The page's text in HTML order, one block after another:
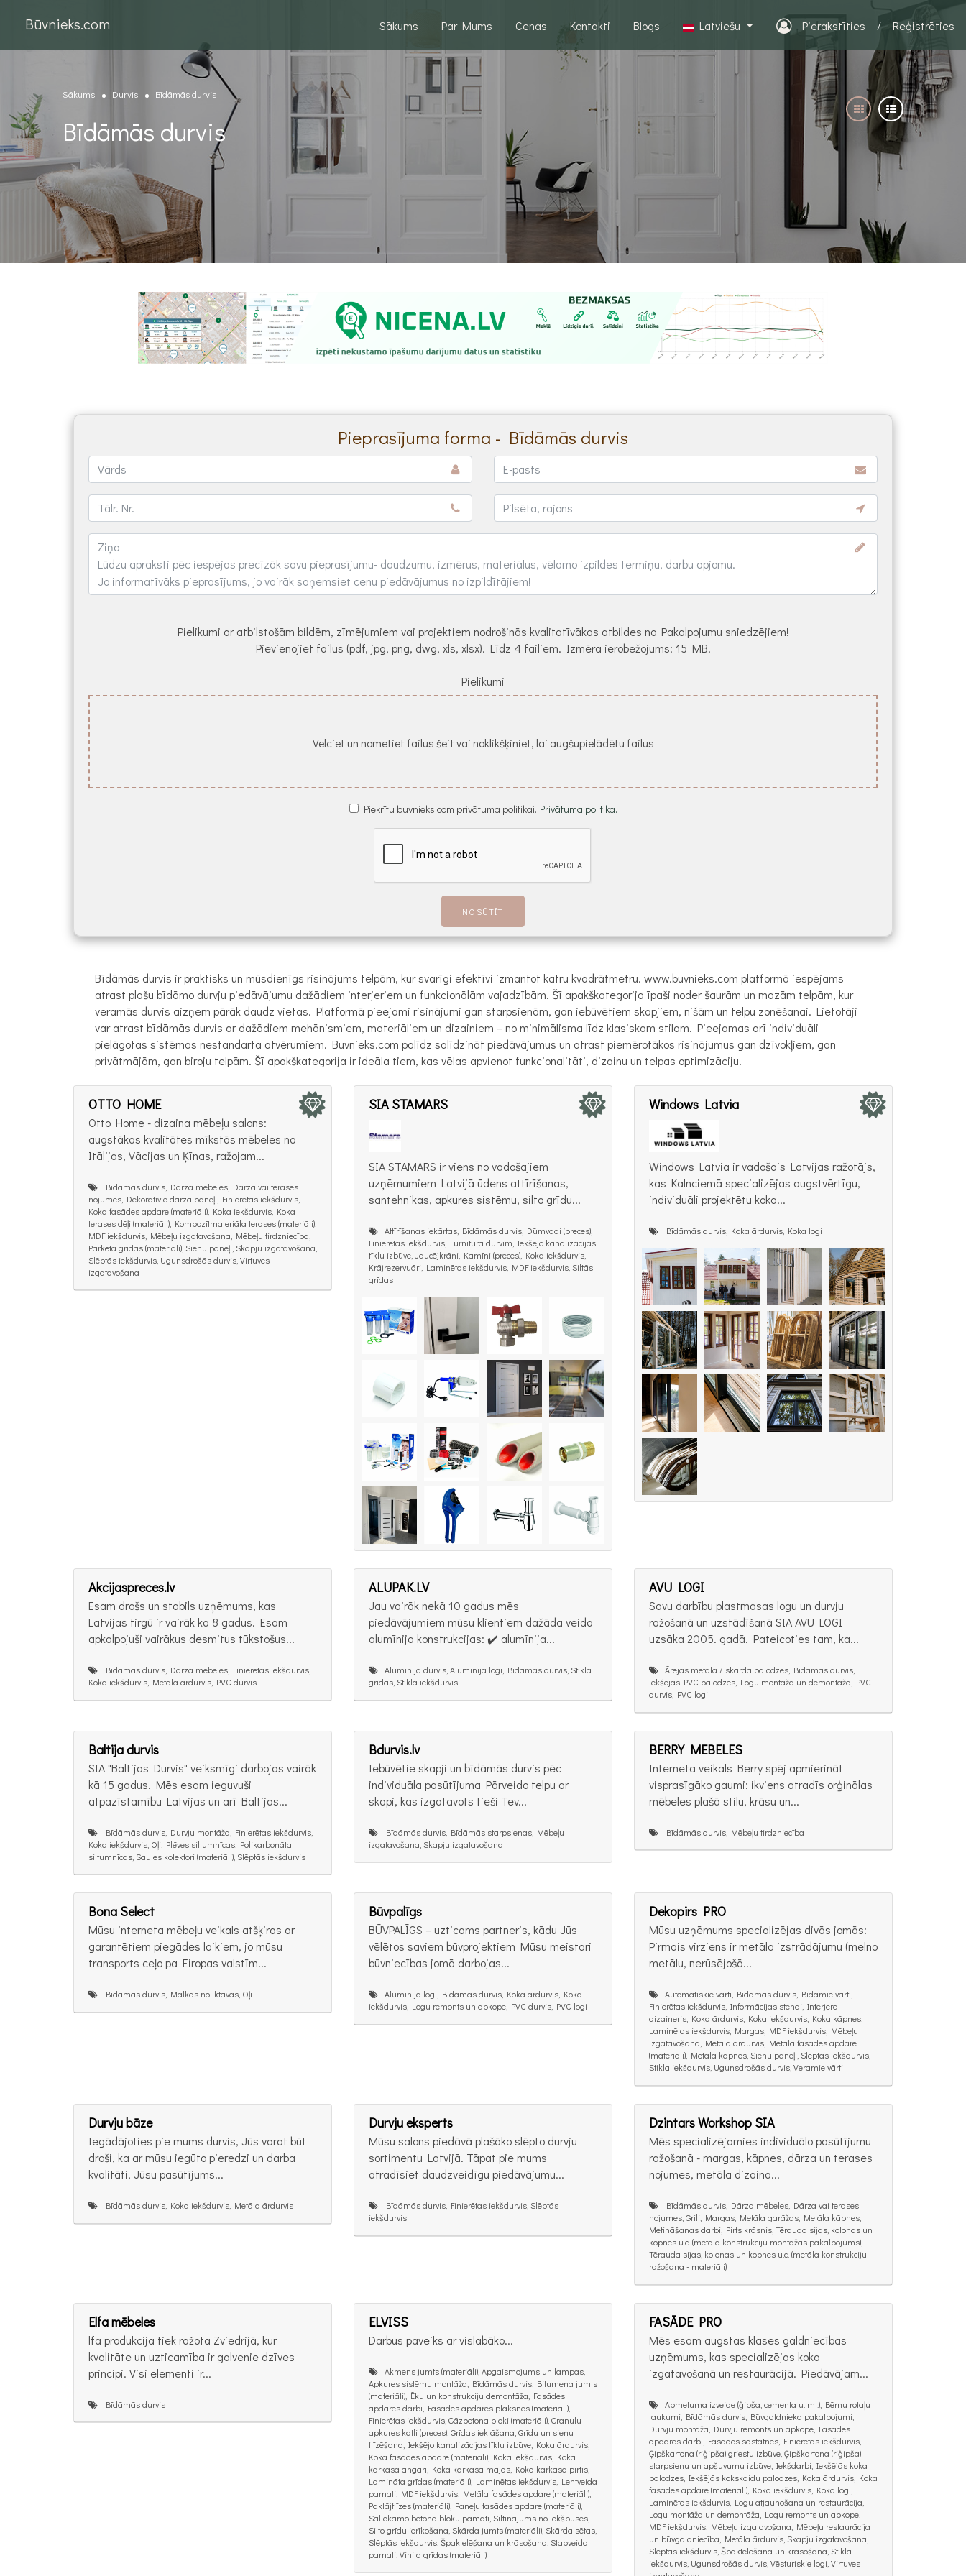
Būvnieks.com Sākums Par Mums Cenas Kontakti Blogs Latviešu Pierakstīties / Reģistrēties
Sākums Durvis Bīdāmās durvis
Bīdāmās durvis
Pieprasījuma forma - Bīdāmās durvis
Pielikumi ar atbilstošām bildēm, zīmējumiem vai projektiem nodrošinās kvalitatīvākas atbildes no Pakalpojumu sniedzējiem!
Pievienojiet failus (pdf, jpg, png, dwg, xls, xlsx). Līdz 4 failiem. Izmēra ierobežojums: 15 MB.
Pielikumi
Velciet un nometiet failus šeit vai noklikšķiniet, lai augšupielādētu failus
Piekrītu buvnieks.com privātuma politikai. Privātuma politika.
Bīdāmās durvis ir praktisks un mūsdienīgs risinājums telpām, kur svarīgi efektīvi izmantot katru kvadrātmetru. www.buvnieks.com platformā iespējams
atrast plašu bīdāmo durvju piedāvājumu dažādiem interjeriem un funkcionālām vajadzībām. Šī apakškategorija īpaši noder šaurām un mazām telpām, kur
veramās durvis aizņem pārāk daudz vietas. Platformā pieejami risinājumi gan starpsienām, gan iebūvētiem skapjiem, nišām un telpu zonēšanai. Lietotāji
var atrast bīdāmās durvis ar dažādiem mehānismiem, materiāliem un dizainiem – no minimālisma līdz klasiskam stilam. Pieejamas arī individuāli
pielāgotas sistēmas nestandarta atvērumiem. Buvnieks.com palīdz salīdzināt piedāvājumus un atrast piemērotākos risinājumus gan dzīvokļiem, gan
privātmājām, gan biroju telpām. Šī apakškategorija ir ideāla tiem, kas vēlas apvienot funkcionalitāti, dizainu un telpas optimizāciju.
OTTO HOME
Otto Home - dizaina mēbeļu salons:
augstākas kvalitātes mīkstās mēbeles no
Itālijas, Vācijas un Ķīnas, ražojam...
Bīdāmās durvis, Dārza mēbeles, Dārza vai terases
nojumes, Dekoratīvie dārza paneļi, Finierētas iekšdurvis,
Koka fasādes apdare (materiāli), Koka iekšdurvis, Koka
terases dēļi (materiāli), Kompozītmateriāla terases (materiāli),
MDF iekšdurvis, Mēbeļu izgatavošana, Mēbeļu tirdzniecība,
Parketa grīdas (materiāli), Sienu paneļi, Skapju izgatavošana,
Slēptās iekšdurvis, Ugunsdrošās durvis, Virtuves
izgatavošana
SIA STAMARS
SIA STAMARS ir viens no vadošajiem
uzņēmumiem Latvijā ūdens attīrīšanas,
santehnikas, apkures sistēmu, silto grīdu...
Attīrīšanas iekārtas, Bīdāmās durvis, Dūmvadi (preces),
Finierētas iekšdurvis, Furnitūra durvīm, Iekšējo kanalizācijas
tīklu izbūve, Jaucējkrāni, Kamīni (preces), Koka iekšdurvis,
Krājrezervuāri, Laminētas iekšdurvis, MDF iekšdurvis, Siltās
grīdas
Windows Latvia
Windows Latvia ir vadošais Latvijas ražotājs,
kas Kalnciemā specializējas augstvērtīgu,
individuāli projektētu koka...
Bīdāmās durvis, Koka ārdurvis, Koka logi
Akcijaspreces.lv
Esam drošs un stabils uzņēmums, kas
Latvijas tirgū ir vairāk ka 8 gadus. Esam
apkalpojuši vairākus desmitus tūkstošus...
Bīdāmās durvis, Dārza mēbeles, Finierētas iekšdurvis,
Koka iekšdurvis, Metāla ārdurvis, PVC durvis
ALUPAK.LV
Jau vairāk nekā 10 gadus mēs
piedāvājumiem mūsu klientiem dažāda veida
alumīnija konstrukcijas: ✔️ alumīnija...
Alumīnija durvis, Alumīnija logi, Bīdāmās durvis, Stikla
grīdas, Stikla iekšdurvis
AVU LOGI
Savu darbību plastmasas logu un durvju
ražošanā un uzstādīšanā SIA AVU LOGI
uzsāka 2005. gadā. Pateicoties tam, ka...
Ārējās metāla / skārda palodzes, Bīdāmās durvis,
Iekšējās PVC palodzes, Logu montāža un demontāža, PVC
durvis, PVC logi
Baltija durvis
SIA "Baltijas Durvis" veiksmīgi darbojas vairāk
kā 15 gadus. Mēs esam ieguvuši
atpazīstamību Latvijas un arī Baltijas...
Bīdāmās durvis, Durvju montāža, Finierētas iekšdurvis,
Koka iekšdurvis, Oļi, Plēves siltumnīcas, Polikarbonāta
siltumnīcas, Saules kolektori (materiāli), Slēptās iekšdurvis
Bdurvis.lv
Iebūvētie skapji un bīdāmās durvis pēc
individuāla pasūtījuma Pārveido telpu ar
skapi, kas izgatavots tieši Tev...
Bīdāmās durvis, Bīdāmās starpsienas, Mēbeļu
izgatavošana, Skapju izgatavošana
BERRY MEBELES
Interneta veikals Berry spēj apmierināt
visprasīgāko gaumi: ikviens atradīs orģinālas
mēbeles plašā stilu, krāsu un...
Bīdāmās durvis, Mēbeļu tirdzniecība
Bona Select
Mūsu interneta mēbeļu veikals atšķiras ar
garantētiem piegādes laikiem, jo mūsu
transports ceļo pa Eiropas valstīm...
Bīdāmās durvis, Malkas noliktavas, Oļi
Būvpalīgs
BŪVPALĪGS – uzticams partneris, kādu Jūs
vēlētos saviem būvprojektiem Mūsu meistari
būvniecības jomā darbojas...
Alumīnija logi, Bīdāmās durvis, Koka ārdurvis, Koka
iekšdurvis, Logu remonts un apkope, PVC durvis, PVC logi
Dekopirs PRO
Mūsu uzņēmums specializējas divās jomās:
Pirmais virziens ir metāla izstrādājumu (melno
metālu, nerūsējošā...
Automātiskie vārti, Bīdāmās durvis, Bīdāmie vārti,
Finierētas iekšdurvis, Informācijas stendi, Interjera
dizaineris, Koka ārdurvis, Koka iekšdurvis, Koka kāpnes,
Laminētas iekšdurvis, Margas, MDF iekšdurvis, Mēbeļu
izgatavošana, Metāla ārdurvis, Metāla fasādes apdare
(materiāli), Metāla kāpnes, Sienu paneļi, Slēptās iekšdurvis,
Stikla iekšdurvis, Ugunsdrošās durvis, Veramie vārti
Durvju bāze
Iegādājoties pie mums durvis, Jūs varat būt
droši, ka ar mūsu iegūto pieredzi un darba
kvalitāti, Jūsu pasūtījums...
Bīdāmās durvis, Koka iekšdurvis, Metāla ārdurvis
Durvju eksperts
Mūsu salons piedāvā plašāko slēpto durvju
sortimentu Latvijā. Tāpat pie mums
atradīsiet daudzveidīgu piedāvājumu...
Bīdāmās durvis, Finierētas iekšdurvis, Slēptās
iekšdurvis
Dzintars Workshop SIA
Mēs specializējamies individuālo pasūtījumu
ražošanā - margas, kāpnes, dārza un terases
nojumes, metāla dizaina...
Bīdāmās durvis, Dārza mēbeles, Dārza vai terases
nojumes, Grili, Margas, Metāla garāžas, Metāla kāpnes,
Metināšanas darbi, Pirts krāsnis, Tērauda sijas, kolonas un
kopnes u.c. (metāla konstrukciju montāžas pakalpojums),
Tērauda sijas, kolonas un kopnes u.c. (metāla konstrukciju
ražošana - materiāli)
Elfa mēbeles
lfa produkcija tiek ražota Zviedrijā, kur
kvalitāte un uzticamība ir galvenie dzīves
principi. Visi elementi ir...
Bīdāmās durvis
ELVISS
Darbus paveiks ar vislabāko...
Akmens jumts (materiāli), Apgaismojums un lampas,
Apkures sistēmu montāža, Bīdāmās durvis, Bitumena jumts
(materiāli), Ēku un konstrukciju demontāža, Fasādes
apdares darbi, Fasādes apdares plāksnes (materiāli),
Finierētas iekšdurvis, Gāzbetona bloki (materiāli), Granulu
apkures katli (preces), Grīdas ieklāšana, Grīdu un sienu
flīzēšana, Iekšējo kanalizācijas tīklu izbūve, Koka ārdurvis,
Koka fasādes apdare (materiāli), Koka iekšdurvis, Koka
karkasa angāri, Koka karkasa mājas, Koka karkasa pirtis,
Lamināta grīdas (materiāli), Laminētas iekšdurvis, Lentveida
pamati, MDF iekšdurvis, Metāla fasādes apdare (materiāli),
Paklājflīzes (materiāli), Paneļu fasādes apdare (materiāli),
Saliekamo betona bloku pamati, Siltinājums no iekšpuses,
Silto grīdu ierīkošana, Skārda jumts (materiāli), Skārda sētas,
Slēptās iekšdurvis, Špaktelēšana un krāsošana, Stabveida
pamati, Vinila grīdas (materiāli)
FASĀDE PRO
Mēs esam augstas klases galdniecības
uzņēmums, kas specializējas koka
izgatavošanā un restaurācijā. Piedāvājam...
Apmetuma izveide (ģipša, cementa u.tml.), Bērnu rotaļu
laukumi, Bīdāmās durvis, Būvgaldnieka pakalpojumi,
Durvju montāža, Durvju remonts un apkope, Fasādes
apdares darbi, Fasādes sastatnes, Finierētas iekšdurvis,
Ģipškartona (riģipša) griestu izbūve, Ģipškartona (riģipša)
starpsienu un apšuvumu izbūve, Iekšdarbi, Iekšējās koka
palodzes, Iekšējās kokskaidu palodzes, Koka ārdurvis, Koka
fasādes apdare (materiāli), Koka iekšdurvis, Koka logi,
Laminētas iekšdurvis, Logu atjaunošana un restaurācija,
Logu montāža un demontāža, Logu remonts un apkope,
MDF iekšdurvis, Mēbeļu izgatavošana, Mēbeļu restaurācija
un būvgaldniecība, Metāla ārdurvis, Skapju izgatavošana,
Slēptās iekšdurvis, Špaktelēšana un krāsošana, Stikla
iekšdurvis, Ugunsdrošās durvis, Vēsturiskie logi, Virtuves